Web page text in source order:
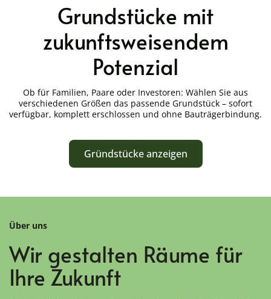
Grundstücke mit
zukunftsweisendem
Potenzial
Ob für Familien, Paare oder Investoren: Wählen Sie aus
verschiedenen Größen das passende Grundstück – sofort
verfügbar, komplett erschlossen und ohne Bauträgerbindung.
Gründstücke anzeigen
Über uns
Wir gestalten Räume für
Ihre Zukunft